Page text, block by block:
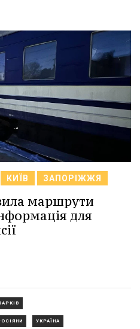
КИЇВ ЗАПОРІЖЖЯ
маршрути
для
УКРАЇНА